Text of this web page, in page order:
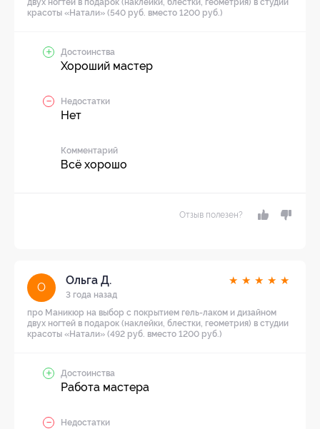
двух ногтей в подарок (наклейки, блестки, геометрия) в студии
красоты «Натали» (540 руб. вместо 1200 руб.)
Достоинства
Хороший мастер
Недостатки
Нет
Комментарий
Всё хорошо
Отзыв полезен?
О
Ольга Д.
3 года назад
★ ★ ★ ★ ★
про Маникюр на выбор с покрытием гель-лаком и дизайном
двух ногтей в подарок (наклейки, блестки, геометрия) в студии
красоты «Натали» (492 руб. вместо 1200 руб.)
Достоинства
Работа мастера
Недостатки